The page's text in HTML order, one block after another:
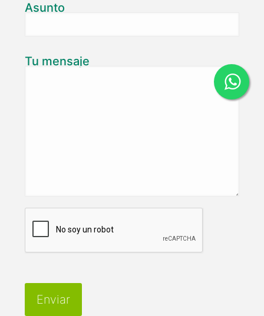
Asunto
Tu mensaje